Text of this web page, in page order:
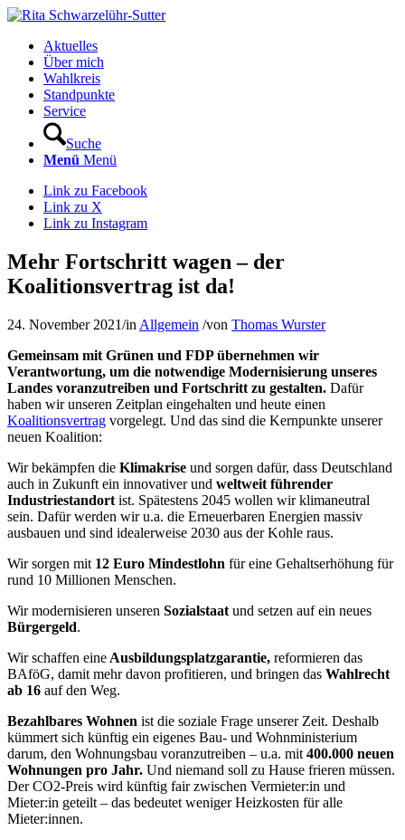
Aktuelles
Über mich
Wahlkreis
Standpunkte
Service
Suche
Menü Menü
Link zu Facebook
Link zu X
Link zu Instagram
Mehr Fortschritt wagen – der
Koalitionsvertrag ist da!
24. November 2021/in Allgemein /von Thomas Wurster
Gemeinsam mit Grünen und FDP übernehmen wir
Verantwortung, um die notwendige Modernisierung unseres
Landes voranzutreiben und Fortschritt zu gestalten. Dafür
haben wir unseren Zeitplan eingehalten und heute einen
Koalitionsvertrag vorgelegt. Und das sind die Kernpunkte unserer
neuen Koalition:
Wir bekämpfen die Klimakrise und sorgen dafür, dass Deutschland
auch in Zukunft ein innovativer und weltweit führender
Industriestandort ist. Spätestens 2045 wollen wir klimaneutral
sein. Dafür werden wir u.a. die Erneuerbaren Energien massiv
ausbauen und sind idealerweise 2030 aus der Kohle raus.
Wir sorgen mit 12 Euro Mindestlohn für eine Gehaltserhöhung für
rund 10 Millionen Menschen.
Wir modernisieren unseren Sozialstaat und setzen auf ein neues
Bürgergeld.
Wir schaffen eine Ausbildungsplatzgarantie, reformieren das
BAföG, damit mehr davon profitieren, und bringen das Wahlrecht
ab 16 auf den Weg.
Bezahlbares Wohnen ist die soziale Frage unserer Zeit. Deshalb
kümmert sich künftig ein eigenes Bau- und Wohnministerium
darum, den Wohnungsbau voranzutreiben – u.a. mit 400.000 neuen
Wohnungen pro Jahr. Und niemand soll zu Hause frieren müssen.
Der CO2-Preis wird künftig fair zwischen Vermieter:in und
Mieter:in geteilt – das bedeutet weniger Heizkosten für alle
Mieter:innen.